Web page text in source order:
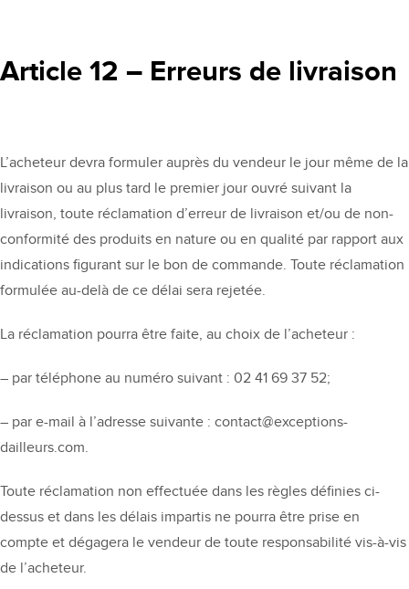
Article 12 – Erreurs de livraison
L’acheteur devra formuler auprès du vendeur le jour même de la
livraison ou au plus tard le premier jour ouvré suivant la
livraison, toute réclamation d’erreur de livraison et/ou de non-
conformité des produits en nature ou en qualité par rapport aux
indications figurant sur le bon de commande. Toute réclamation
formulée au-delà de ce délai sera rejetée.
La réclamation pourra être faite, au choix de l’acheteur :
– par téléphone au numéro suivant : 02 41 69 37 52;
– par e-mail à l’adresse suivante : contact@exceptions-
dailleurs.com.
Toute réclamation non effectuée dans les règles définies ci-
dessus et dans les délais impartis ne pourra être prise en
compte et dégagera le vendeur de toute responsabilité vis-à-vis
de l’acheteur.